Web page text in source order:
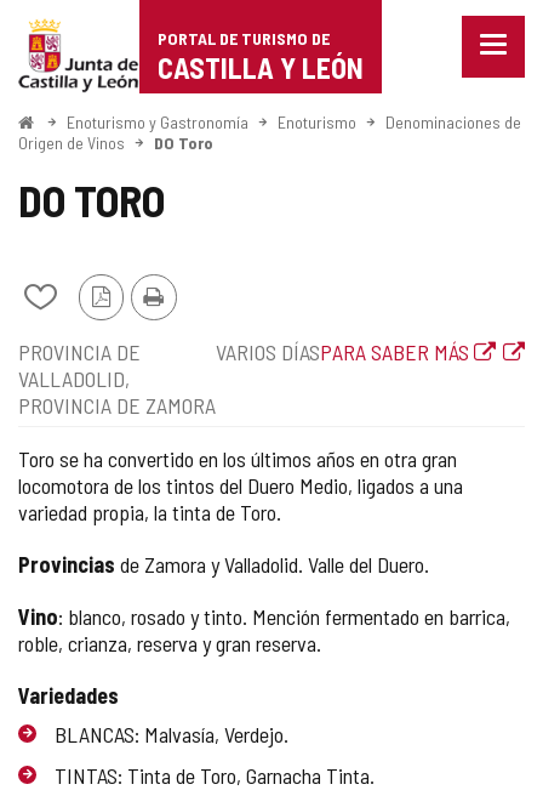
Portal
de
Turismo
de
Castilla
León
PORTAL DE TURISMO DE
CASTILLA Y LEÓN
Menu
InicioEnoturismo y Gastronomía Enoturismo
Denominaciones de
Origen de Vinos
DO Toro
DO TORO
Añadir/quitar
mis
cuadernos
VersiónImprimir
Localización
PROVINCIA DE
VALLADOLID
PROVINCIA DE ZAMORA
Tipo
de
la
VARIOS DÍAS
Enlace
a
web
PARA SABER MÁS
Toro se ha convertido en los últimos años en otra gran
locomotora de los tintos del Duero Medio, ligados a una
variedad propia, la tinta de Toro.
Provincias de Zamora y Valladolid. Valle del Duero.
Vino: blanco, rosado y tinto. Mención fermentado en barrica,
roble, crianza, reserva y gran reserva.
Variedades
BLANCAS: Malvasía, Verdejo.
TINTAS: Tinta de Toro, Garnacha Tinta.